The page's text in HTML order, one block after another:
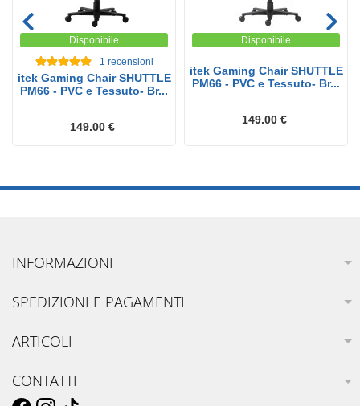
Disponibile
1 recensioni
itek Gaming Chair SHUTTLE
PM66 - PVC e Tessuto- Br...
149.00 €
Disponibile
itek Gaming Chair SHUTTLE
PM66 - PVC e Tessuto- Br...
149.00 €
INFORMAZIONI
SPEDIZIONI E PAGAMENTI
ARTICOLI
CONTATTI